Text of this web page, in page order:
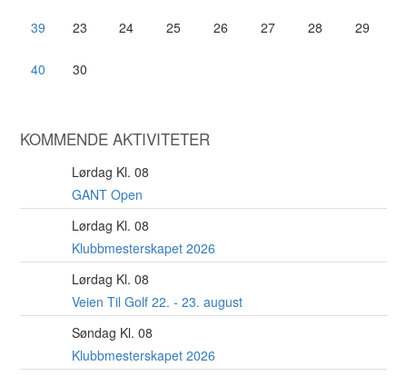
39 23 24 25 26 27 28 29
40 30
KOMMENDE AKTIVITETER
Lørdag Kl. 08
GANT Open
Lørdag Kl. 08
Klubbmesterskapet 2026
Lørdag Kl. 08
Veien Til Golf 22. - 23. august
Søndag Kl. 08
Klubbmesterskapet 2026